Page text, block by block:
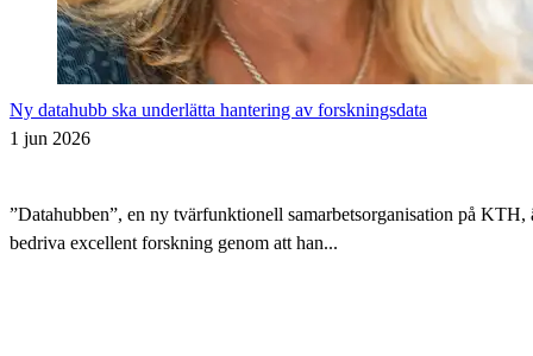
Ny datahubb ska underlätta hantering av forskningsdata
1 jun 2026
”Datahubben”, en ny tvärfunktionell samarbetsorganisation på
bedriva excellent forskning genom att han...